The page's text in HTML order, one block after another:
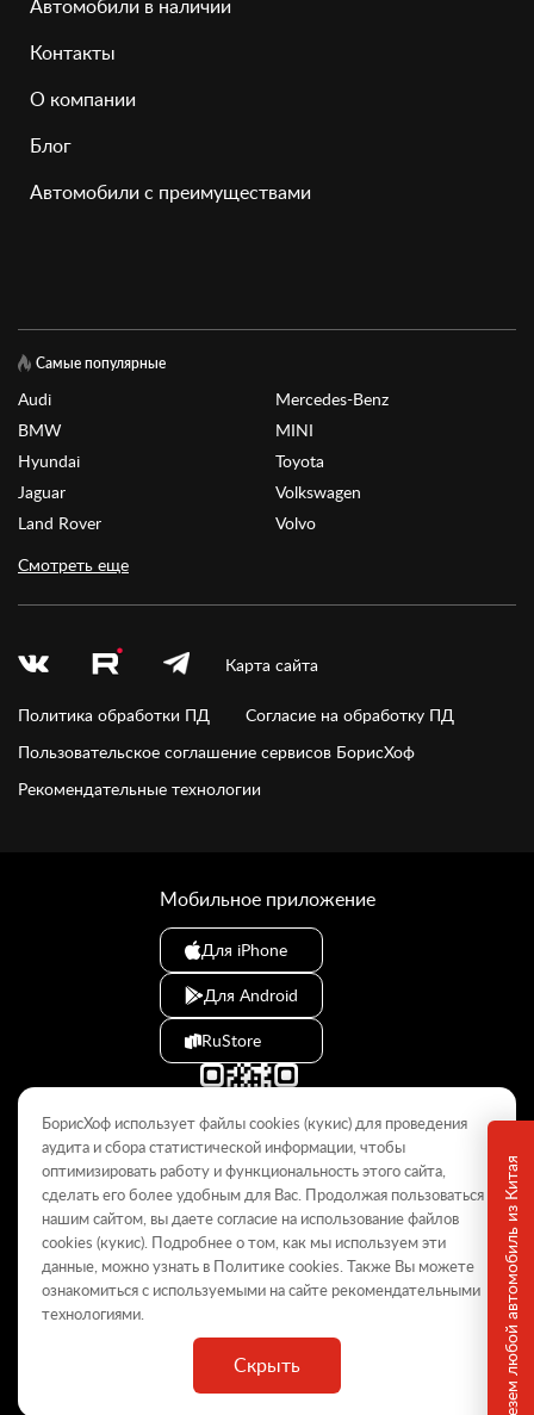
Привезем любой автомобиль из Китая
Автомобили в наличии
Контакты
О компании
Блог
Автомобили с преимуществами
Самые популярные
Audi
BMW
Hyundai
Jaguar
Land Rover
Mercedes-Benz
MINI
Toyota
Volkswagen
Volvo
Смотреть еще
Карта сайта
Политика обработки ПД
Согласие на обработку ПД
Пользовательское соглашение сервисов БорисХоф
Рекомендательные технологии
© 2009–2026
Данный интернет-сайт носит информационный характер и не
является публичной офертой, определяемой положениями Статьи
437 ГК РФ. Для получения подробной информации обращайтесь в
дилерские центры.
БорисХоф Холдинг»
Мобильное приложение
Для iPhone
Для Android
RuStore
БорисХоф использует файлы cookies (кукиc) для проведения
аудита и сбора статистической информации, чтобы
оптимизировать работу и функциональность этого сайта,
сделать его более удобным для Вас. Продолжая пользоваться
нашим сайтом, вы даете согласие на использование файлов
cookies (кукиc). Подробнее о том, как мы используем эти
данные, можно узнать в Политикеcookies. Также Вы можете
ознакомиться с используемыми на сайте рекомендательными
технологиями.
Скрыть